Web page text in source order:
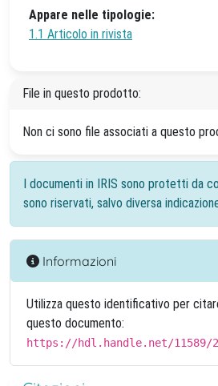
Appare nelle tipologie:
1.1 Articolo in rivista
File in questo prodotto:
Non ci sono file associati a questo
I documenti in IRIS sono protetti da
sono riservati, salvo diversa
Informazioni
Utilizza questo identificativo per
questo documento:
https://hdl.handle.net/11589/